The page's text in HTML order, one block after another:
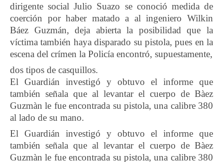
dirigente social Julio Suazo se conoció medida de
coerción por haber matado a al ingeniero Wilkin
Báez Guzmán, deja abierta la posibilidad que la
víctima también haya disparado su pistola, pues en la
escena del crímen la Policía encontró, supuestamente,
dos tipos de casquillos.
El Guardián investigó y obtuvo el informe que
también señala que al levantar el cuerpo de Bàez
Guzmàn le fue encontrada su pistola, una calibre 380
al lado de su mano.
El Guardián investigó y obtuvo el informe que
también señala que al levantar el cuerpo de Bàez
Guzmàn le fue encontrada su pistola, una calibre 380